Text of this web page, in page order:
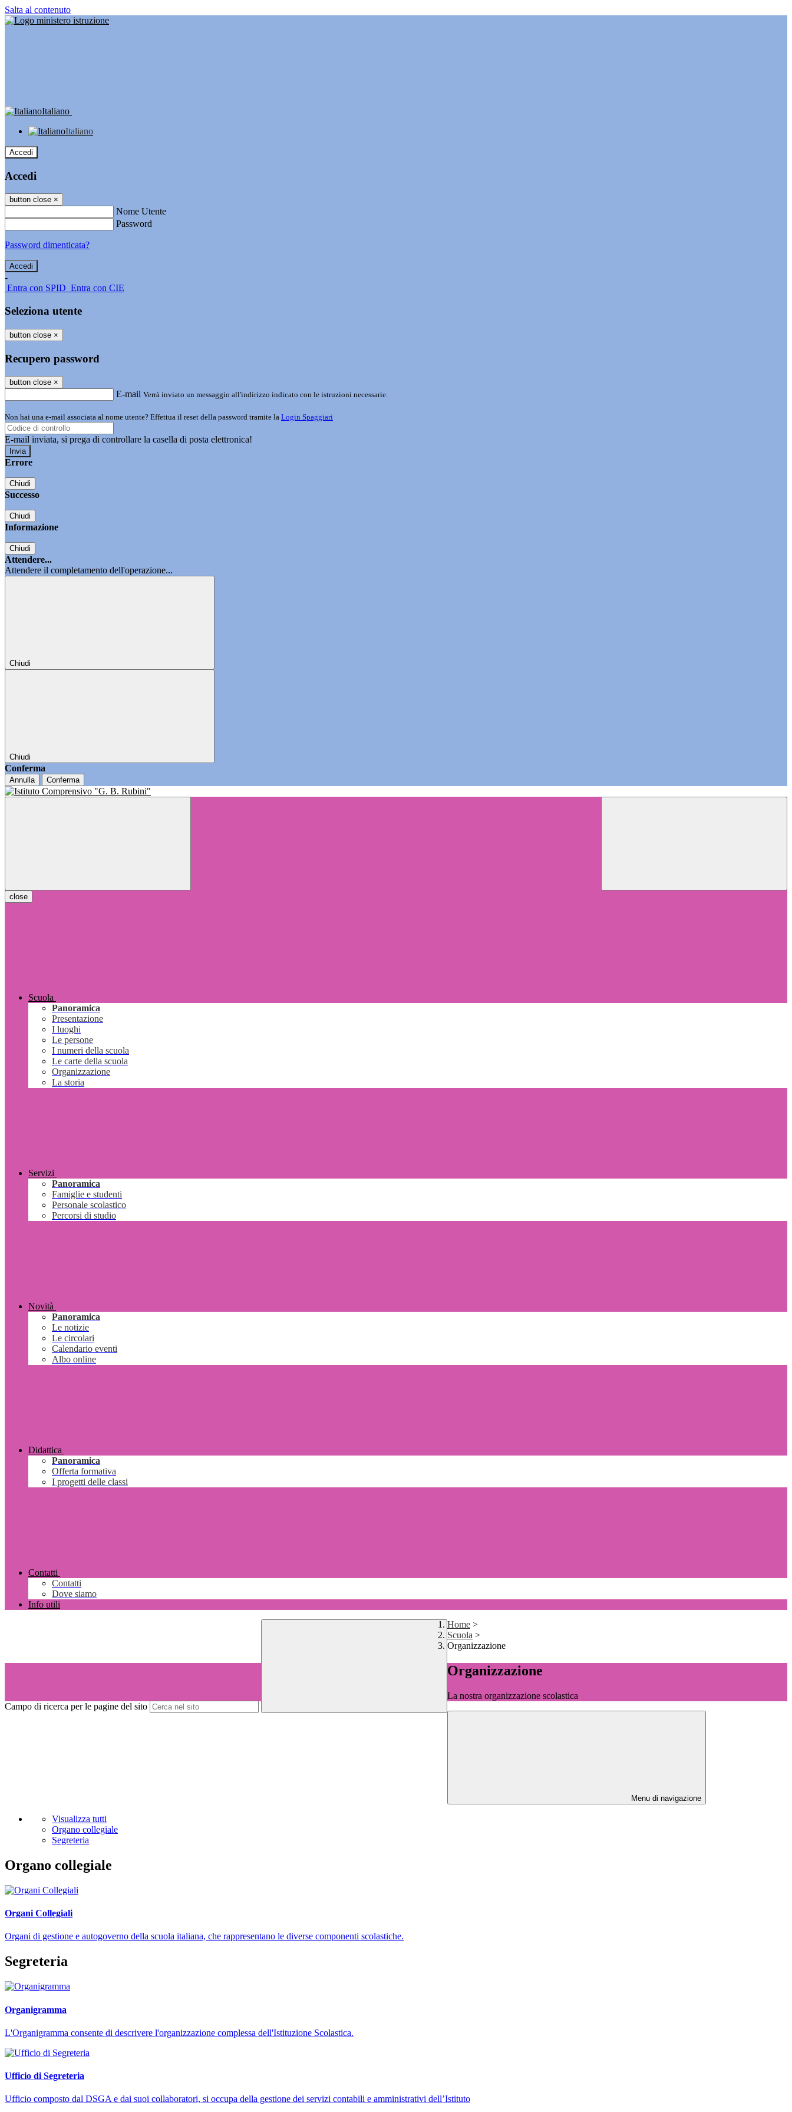
Salta al contenuto
Italiano
Italiano
Accedi
Accedi
button close ×
Nome Utente
Password
Password dimenticata?
-
Entra con SPID Entra con CIE
Seleziona utente
button close ×
Recupero password
button close ×
E-mail Verrà inviato un messaggio all'indirizzo indicato con le istruzioni necessarie.
Non hai una e-mail associata al nome utente? Effettua il reset della password tramite la Login Spaggiari
E-mail inviata, si prega di controllare la casella di posta elettronica!
Errore
Chiudi
Successo
Chiudi
Informazione
Chiudi
Attendere...
Attendere il completamento dell'operazione...
Chiudi
Chiudi
Conferma
Annulla Conferma
close
Scuola
Panoramica
Presentazione
I luoghi
Le persone
I numeri della scuola
Le carte della scuola
Organizzazione
La storia
Servizi
Panoramica
Famiglie e studenti
Personale scolastico
Percorsi di studio
Novità
Panoramica
Le notizie
Le circolari
Calendario eventi
Albo online
Didattica
Panoramica
Offerta formativa
I progetti delle classi
Contatti
Contatti
Dove siamo
Info utili
Campo di ricerca per le pagine del sito
Home >
Scuola >
Organizzazione
Organizzazione
La nostra organizzazione scolastica
Menu di navigazione
Visualizza tutti
Organo collegiale
Segreteria
Organo collegiale
Organi Collegiali
Organi di gestione e autogoverno della scuola italiana, che rappresentano le diverse componenti scolastiche.
Segreteria
Organigramma
L'Organigramma consente di descrivere l'organizzazione complessa dell'Istituzione Scolastica.
Ufficio di Segreteria
Ufficio composto dal DSGA e dai suoi collaboratori, si occupa della gestione dei servizi contabili e amministrativi dell’Istituto